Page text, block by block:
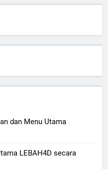
dan Menu Utama
LEBAH4D secara